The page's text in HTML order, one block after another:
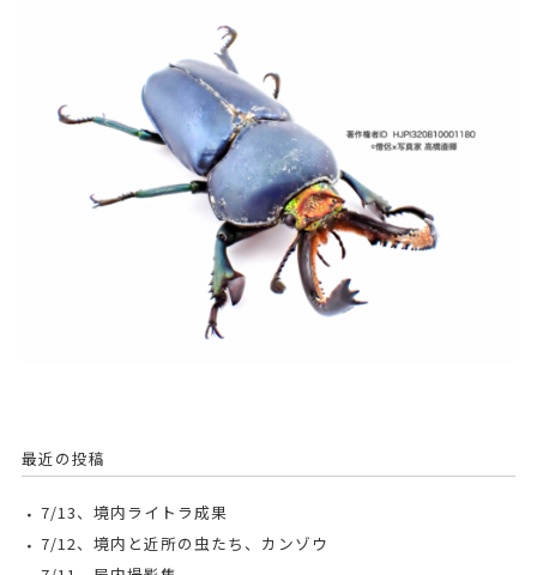
最近の投稿
7/13、境内ライトラ成果
7/12、境内と近所の虫たち、カンゾウ